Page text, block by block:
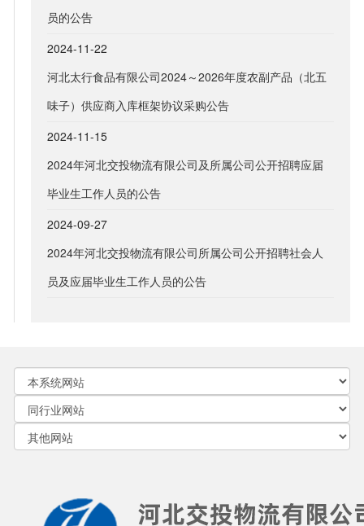
员的公告
2024-11-22
河北太行食品有限公司2024～2026年度农副产品（北五
味子）供应商入库框架协议采购公告
2024-11-15
2024年河北交投物流有限公司及所属公司公开招聘应届
毕业生工作人员的公告
2024-09-27
2024年河北交投物流有限公司所属公司公开招聘社会人
员及应届毕业生工作人员的公告